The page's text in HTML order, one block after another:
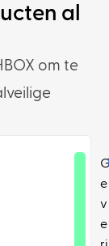
al
om te
e
v
e